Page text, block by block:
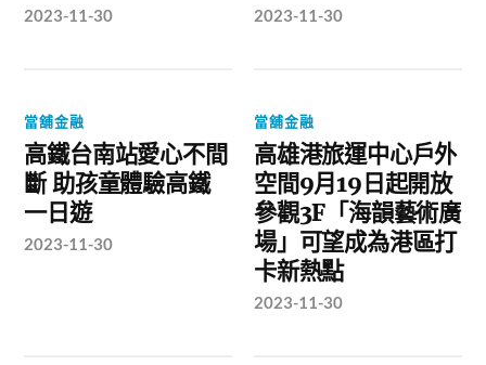
2023-11-30 2023-11-30
當舖金融
高鐵台南站愛心不間
斷 助孩童體驗高鐵
一日遊
2023-11-30
當舖金融
高雄港旅運中心戶外
空間9月19日起開放
參觀3F「海韻藝術廣
場」可望成為港區打
卡新熱點
2023-11-30